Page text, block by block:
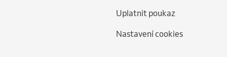
Uplatnit poukaz
Nastavení cookies